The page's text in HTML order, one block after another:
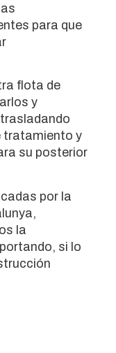
para que
flota de
y
tratamiento y
su posterior
por la
la
si lo